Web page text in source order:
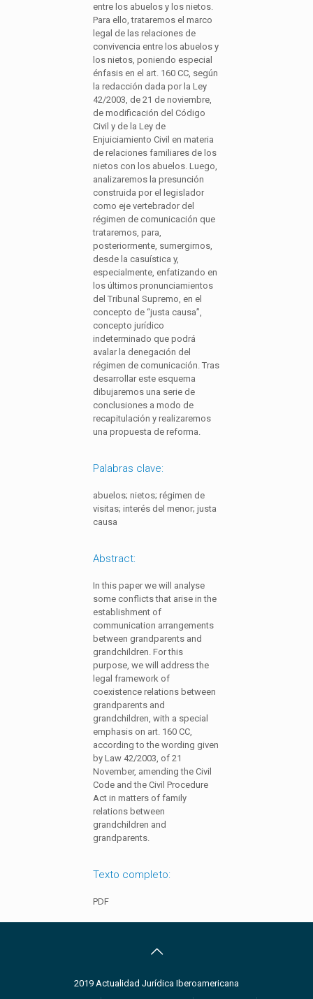
entre los abuelos y los nietos.
Para ello, trataremos el marco
legal de las relaciones de
convivencia entre los abuelos y
los nietos, poniendo especial
énfasis en el art. 160 CC, según
la redacción dada por la Ley
42/2003, de 21 de noviembre,
de modificación del Código
Civil y de la Ley de
Enjuiciamiento Civil en materia
de relaciones familiares de los
nietos con los abuelos. Luego,
analizaremos la presunción
construida por el legislador
como eje vertebrador del
régimen de comunicación que
trataremos, para,
posteriormente, sumergirnos,
desde la casuística y,
especialmente, enfatizando en
los últimos pronunciamientos
del Tribunal Supremo, en el
concepto de “justa causa”,
concepto jurídico
indeterminado que podrá
avalar la denegación del
régimen de comunicación. Tras
desarrollar este esquema
dibujaremos una serie de
conclusiones a modo de
recapitulación y realizaremos
una propuesta de reforma.
Palabras clave:
abuelos; nietos; régimen de
visitas; interés del menor; justa
causa
Abstract:
In this paper we will analyse
some conflicts that arise in the
establishment of
communication arrangements
between grandparents and
grandchildren. For this
purpose, we will address the
legal framework of
coexistence relations between
grandparents and
grandchildren, with a special
emphasis on art. 160 CC,
according to the wording given
by Law 42/2003, of 21
November, amending the Civil
Code and the Civil Procedure
Act in matters of family
relations between
grandchildren and
grandparents.
Texto completo:
PDF
2019 Actualidad Jurídica Iberoamericana